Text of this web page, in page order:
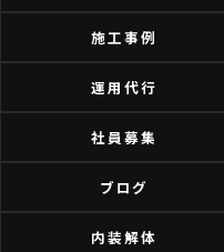
施工事例
運用代行
社員募集
ブログ
内装解体